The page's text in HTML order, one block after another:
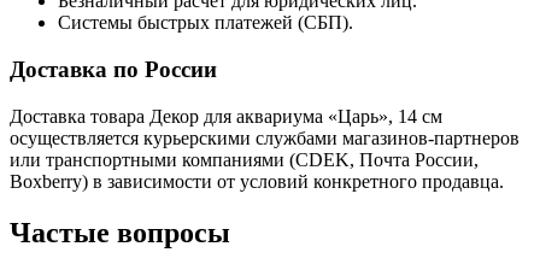
Системы быстрых платежей (СБП).
Доставка по России
Доставка товара Декор для аквариума «Царь», 14 см
осуществляется курьерскими службами магазинов-партнеров
или транспортными компаниями (CDEK, Почта России,
Boxberry) в зависимости от условий конкретного продавца.
Частые вопросы